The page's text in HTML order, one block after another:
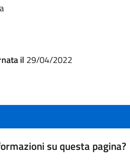
il 29/04/2022
su questa pagina?